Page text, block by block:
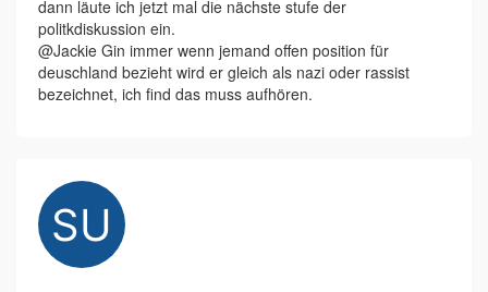
dann läute ich jetzt mal die nächste stufe der
politkdiskussion ein.
@Jackie Gin immer wenn jemand offen position für
deuschland bezieht wird er gleich als nazi oder rassist
bezeichnet, ich find das muss aufhören.